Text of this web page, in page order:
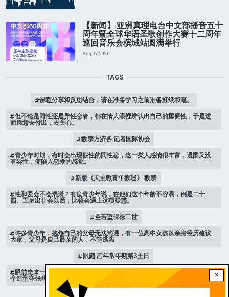
×
【新闻】|亚洲真理电台中文部播音五十
周年暨全球华语圣歌创作大赛十二周年
巡回音乐会槟城站圆满举行
Aug 07, 2026
TAGS
课程分享和反思结合，请在准备学习之前准备好纸和笔。
但不论是同性还是异性恋者，都在情人眼裡辨认出自己的重要性，于是进
而愿意去付出，去关心。
教宗方济各 记者国际协会
青少年时期，有时会出现假性的同性恋，这一类人感情很丰富，週围又没
有异性，便陷入恋爱的感觉。
新版《天主教青年教理》 教宗
性和爱会不会混淆？有位青少年说，在他们这个年龄不容易，倒是二十
四、五岁出社会以后，比较会遇上这项疑惑。
圣若望保禄二世
许多青少年，抱怨自己的父母无法沟通，有一位高中女孩以亲身经历建议
大家，父母是自己最亲的人，不能逃离
跟随 乙年常年期第3主日
眼前走来一位魔女，可爱的妖媚中带点邪恶，身上穿著宫廷的小丑服，整
个造型夸张华丽，非常特殊。